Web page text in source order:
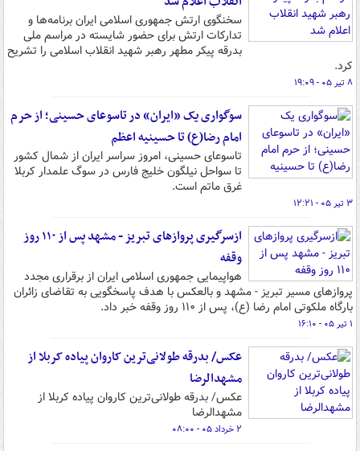
سخنگوی ارتش جمهوری اسلامی ایران برنامه‌ها و
تدارکات ارتش برای حضور شایسته در مراسم ملی
بدرقه پیکر مطهر رهبر شهید انقلاب اسلامی را تشریح
کرد.
۸ تیر ۰۵ - ۱۹:۰۹
سوگواری یک «ایران» در تاسوعای حسینی؛ از حرم
امام رضا(ع) تا حسینیه اعظم
تاسوعای حسینی، امروز سراسر ایران از شمال کشور
تا سواحل نیلگون خلیج فارس در سوگ علمدار کربلا
غرق ماتم است.
۳ تیر ۰۵ - ۱۲:۲۱
ازسرگیری پروازهای تبریز - مشهد پس از ۱۱۰ روز
وقفه
هواپیمایی جمهوری اسلامی ایران از برقراری مجدد
پروازهای مسیر تبریز - مشهد و بالعکس با هدف پاسخگویی به تقاضای زائران
بارگاه ملکوتی امام رضا (ع)، پس از ۱۱۰ روز وقفه خبر داد.
۱ تیر ۰۵ - ۱۶:۱۰
عکس/ بدرقه طولانی‌ترین کاروان پیاده کربلا از
مشهدالرضا
عکس/ بدرقه طولانی‌ترین کاروان پیاده کربلا از
مشهدالرضا
۲ خرداد ۰۵ - ۰۸:۰۰